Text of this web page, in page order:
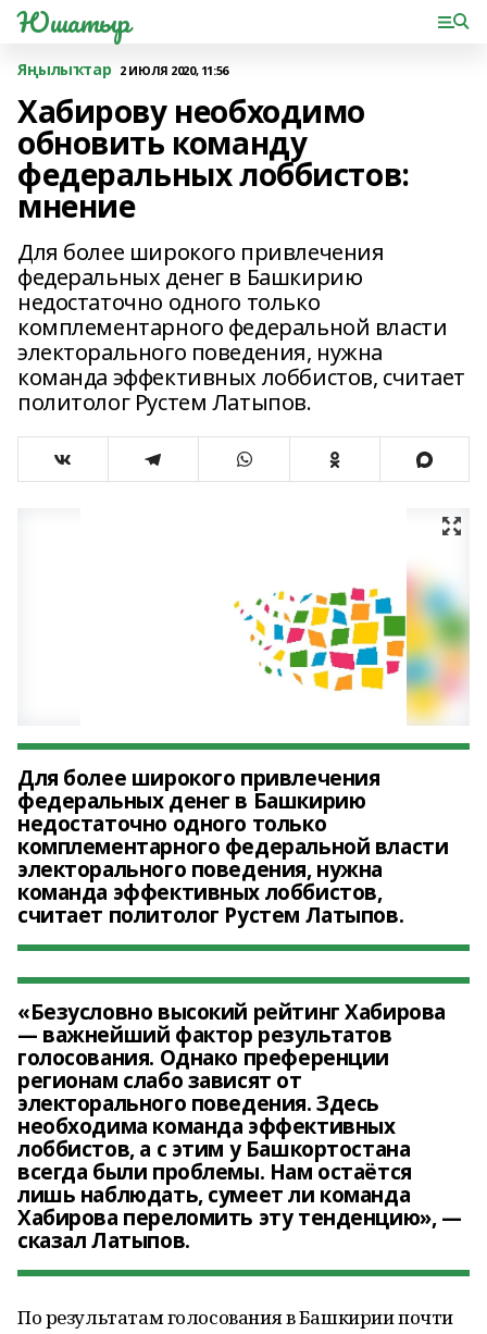
Юшатыр
Яңылыҡтар 2 ИЮЛЯ 2020, 11:56
Хабирову необходимо
обновить команду
федеральных лоббистов:
мнение
Для более широкого привлечения
федеральных денег в Башкирию
недостаточно одного только
комплементарного федеральной власти
электорального поведения, нужна
команда эффективных лоббистов, считает
политолог Рустем Латыпов.
Для более широкого привлечения
федеральных денег в Башкирию
недостаточно одного только
комплементарного федеральной власти
электорального поведения, нужна
команда эффективных лоббистов,
считает политолог Рустем Латыпов.
«Безусловно высокий рейтинг Хабирова
— важнейший фактор результатов
голосования. Однако преференции
регионам слабо зависят от
электорального поведения. Здесь
необходима команда эффективных
лоббистов, а с этим у Башкортостана
всегда были проблемы. Нам остаётся
лишь наблюдать, сумеет ли команда
Хабирова переломить эту тенденцию», —
сказал Латыпов.
По результатам голосования в Башкирии почти